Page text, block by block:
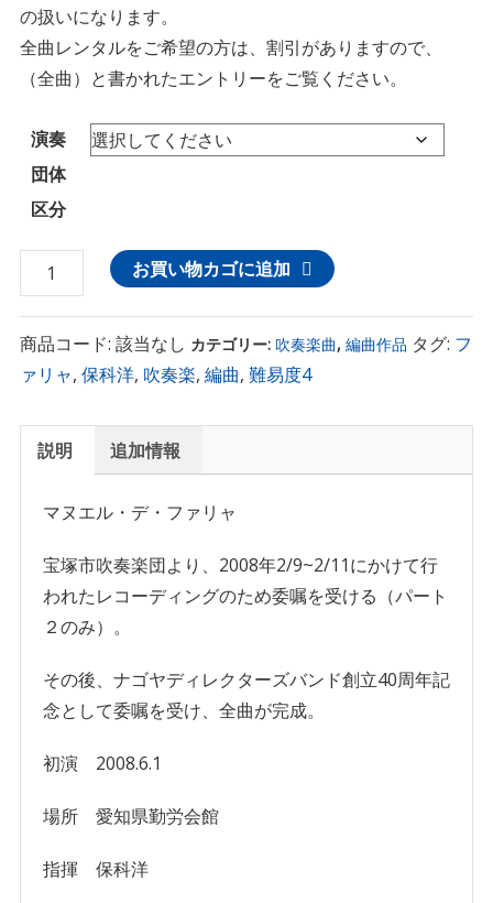
の扱いになります。
全曲レンタルをご希望の方は、割引がありますので、
（全曲）と書かれたエントリーをご覧ください。
演奏
団体
区分
ァ
リ
ャ：
保
曲：
「三
子」
お買い物カゴに追加
商品コード: 該当なし カテゴリー: 吹奏楽曲, 編曲作品 タグ: フ
ァリャ, 保科洋, 吹奏楽, 編曲, 難易度4
説明 追加情報
マヌエル・デ・ファリャ
宝塚市吹奏楽団より、2008年2/9~2/11にかけて行
われたレコーディングのため委嘱を受ける（パート
２のみ）。
その後、ナゴヤディレクターズバンド創立40周年記
念として委嘱を受け、全曲が完成。
初演 2008.6.1
場所 愛知県勤労会館
指揮 保科洋